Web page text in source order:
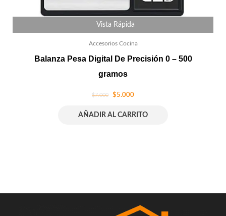
Vista Rápida
Accesorios Cocina
Balanza Pesa Digital De Precisión 0 – 500
gramos
$7.000 $5.000
AÑADIR AL CARRITO